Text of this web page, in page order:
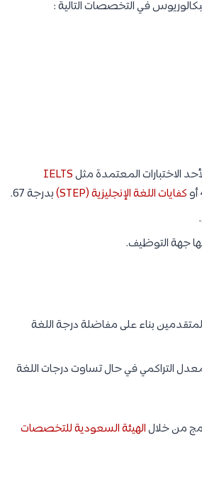
في التخصصات التالية :
الاختبارات المعتمدة مثلIELTS
كفايات اللغة الإنجليزية (STEP)
بدرجة 67.
جهة التوظيف.
بناء على مفاضلة درجة اللغة
التراكمي في حال تساوت درجات اللغة
من خلالالهيئة السعودية للتخصصات